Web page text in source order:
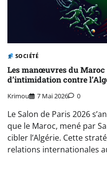
SOCIÉTÉ
Les manœuvres du Maroc
d’intimidation contre
Krimou 7 Mai 2026 0
Le Salon de Paris 2026
que le Maroc, mené par
cibler l’Algérie. Cette
relations internationales